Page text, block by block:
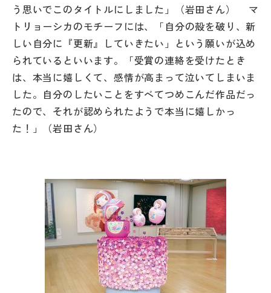
特集
NettyLandかわら版
その他
お問い合わせ
サイトマップ
運営会社
う思いでこのタイトルにしました」（岩田さん） マ
トリョーシカのモチーフには、「自分の殻を破り、新
しい自分に『更新』していきたい」という願いが込め
られているといいます。「受賞の連絡を受けたとき
は、本当に嬉しくて、感情が高まって泣いてしまいま
した。自分のしたいことをすべてつめこんだ作品だっ
たので、それが認められたようで本当に嬉しかっ
た！」（岩田さん）